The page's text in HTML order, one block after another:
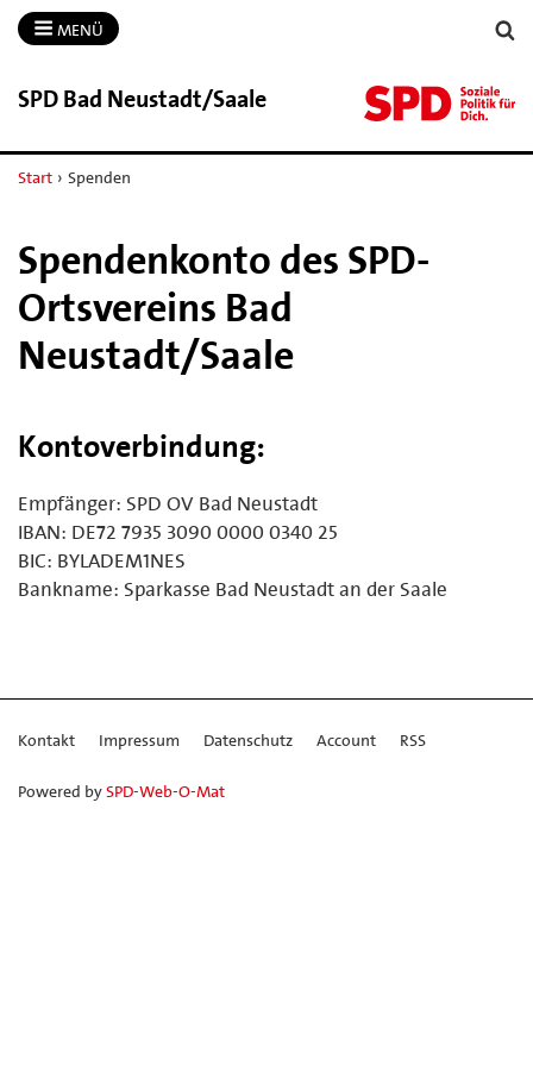
MENÜ
SPD Bad Neustadt/​Saale
Start › Spenden
Spendenkonto des SPD-
Ortsvereins Bad
Neustadt/Saale
Kontoverbindung:
Empfänger: SPD OV Bad Neustadt
IBAN: DE72 7935 3090 0000 0340 25
BIC: BYLADEM1NES
Bankname: Sparkasse Bad Neustadt an der Saale
Kontakt Impressum Datenschutz Account RSS
Powered bySPD-Web-O-Mat